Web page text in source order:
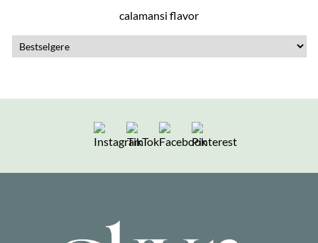
calamansi flavor
Følg oss på Instagram
Følg oss på TikTok
Følg oss på Facebook